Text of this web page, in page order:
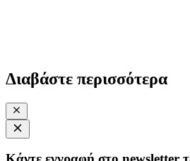
Διαβάστε περισσότερα